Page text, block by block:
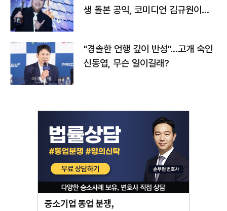
생 돌본 공익, 코미디언 김규원이었
"경솔한 언행 깊이 반성"…고개 숙인
신동엽, 무슨 일이길래?